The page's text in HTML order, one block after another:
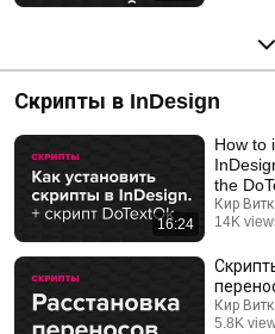
Скрипты в InDesign
16:24
How to
the
Кир
14K
Кир
5.8K